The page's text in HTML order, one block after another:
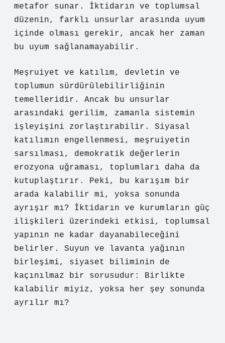
metafor sunar. İktidarın ve toplumsal
düzenin, farklı unsurlar arasında uyum
içinde olması gerekir, ancak her zaman
bu uyum sağlanamayabilir.
Meşruiyet ve katılım, devletin ve
toplumun sürdürülebilirliğinin
temelleridir. Ancak bu unsurlar
arasındaki gerilim, zamanla sistemin
işleyişini zorlaştırabilir. Siyasal
katılımın engellenmesi, meşruiyetin
sarsılması, demokratik değerlerin
erozyona uğraması, toplumları daha da
kutuplaştırır. Peki, bu karışım bir
arada kalabilir mi, yoksa sonunda
ayrışır mı? İktidarın ve kurumların güç
ilişkileri üzerindeki etkisi, toplumsal
yapının ne kadar dayanabileceğini
belirler. Suyun ve lavanta yağının
birleşimi, siyaset biliminin de
kaçınılmaz bir sorusudur: Birlikte
kalabilir miyiz, yoksa her şey sonunda
ayrılır mı?